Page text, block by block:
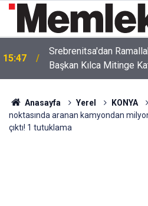
15:47
Srebrenitsa'dan
Başkan Kılca Mitinge
Anasayfa Yerel KONYA
noktasında aranan kamyondan
çıktı! 1 tutuklama